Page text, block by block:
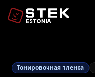
Тонировочная пленка